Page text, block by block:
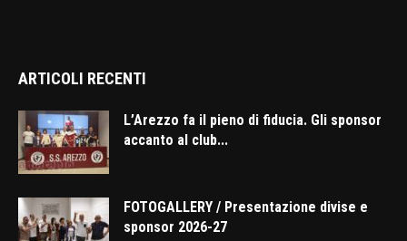
ARTICOLI RECENTI
L’Arezzo fa il pieno di fiducia. Gli sponsor
accanto al club...
FOTOGALLERY / Presentazione divise e
sponsor 2026-27